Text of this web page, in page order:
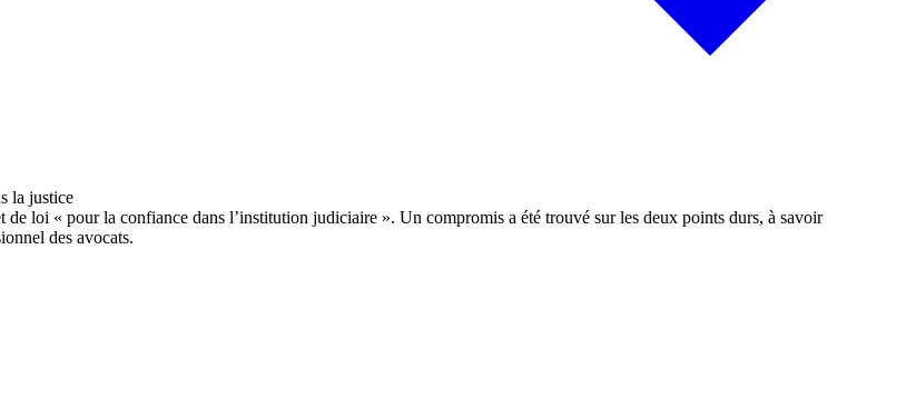
loi « pour la confiance dans l’institution judiciaire ». Un compromis a été trouvé sur les deux points durs, à savoir
des avocats.